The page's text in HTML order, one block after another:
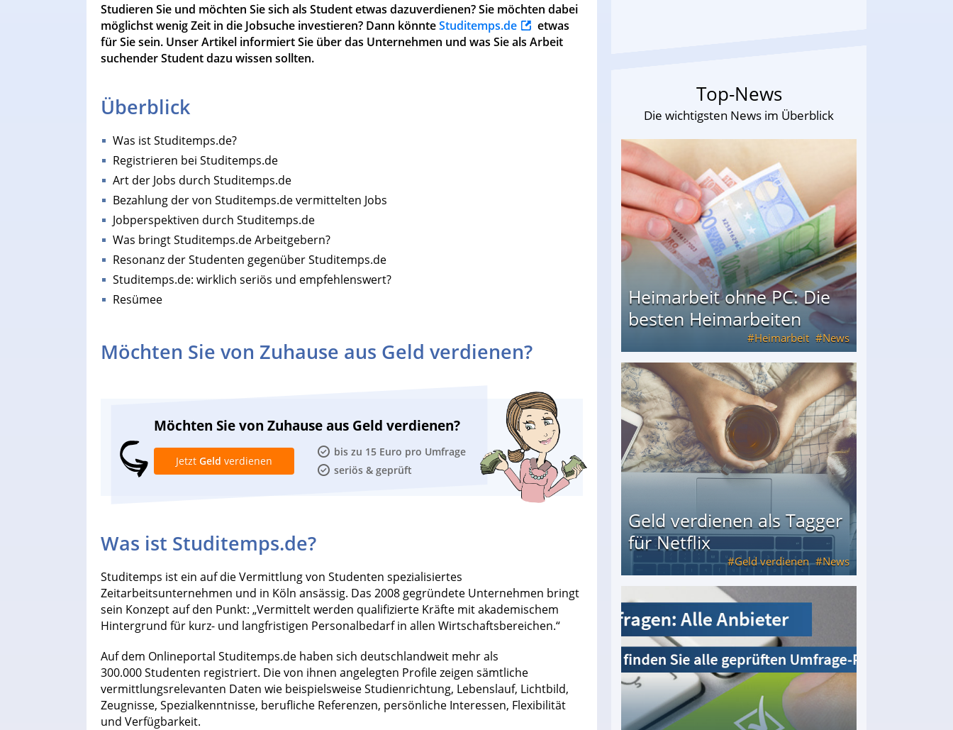
Studieren Sie und möchten Sie sich als Student etwas dazuverdienen? Sie möchten dabei
möglichst wenig Zeit in die Jobsuche investieren? Dann könnteStuditemps.de
etwas
für Sie sein. Unser Artikel informiert Sie über das Unternehmen und was Sie als Arbeit
suchender Student dazu wissen sollten.
Überblick
Was ist Studitemps.de?
Registrieren bei Studitemps.de
Art der Jobs durch Studitemps.de
Bezahlung der von Studitemps.de vermittelten Jobs
Jobperspektiven durch Studitemps.de
Was bringt Studitemps.de Arbeitgebern?
Resonanz der Studenten gegenüber Studitemps.de
Studitemps.de: wirklich seriös und empfehlenswert?
Resümee
Möchten Sie von Zuhause aus Geld verdienen?
Möchten Sie von Zuhause aus Geld verdienen?
bis zu 15 Euro pro Umfrage
seriös & geprüft
Jetzt Geld verdienen
Was ist Studitemps.de?
Studitemps ist ein auf die Vermittlung von Studenten spezialisiertes
Zeitarbeitsunternehmen und in Köln ansässig. Das 2008 gegründete Unternehmen bringt
sein Konzept auf den Punkt: „Vermittelt werden qualifizierte Kräfte mit akademischem
Hintergrund für kurz- und langfristigen Personalbedarf in allen Wirtschaftsbereichen.“
Auf dem Onlineportal Studitemps.de haben sich deutschlandweit mehr als
300.000 Studenten registriert. Die von ihnen angelegten Profile zeigen sämtliche
vermittlungsrelevanten Daten wie beispielsweise Studienrichtung, Lebenslauf, Lichtbild,
Zeugnisse, Spezialkenntnisse, berufliche Referenzen, persönliche Interessen, Flexibilität
und Verfügbarkeit.
Top-News
Die wichtigsten News im Überblick
Heimarbeit ohne PC: Die
besten Heimarbeiten
Heimarbeit News
Heimarbeit ohne PC: Die besten Heimarbeiten
Geld verdienen als Tagger
für Netflix
Geld verdienen News
Geld verdienen als Tagger für Netflix